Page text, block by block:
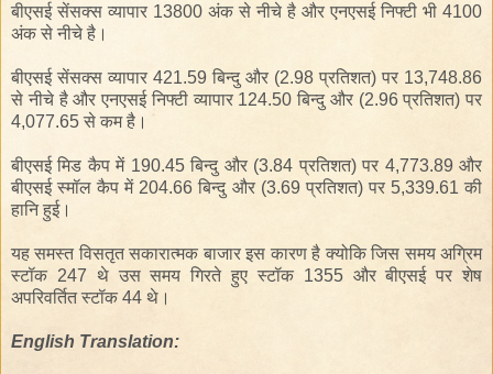
बीएसई सेंसक्स व्यापार 13800 अंक से नीचे है और एनएसई निफ्टी भी 4100
अंक से नीचे है ।
बीएसई सेंसक्स व्यापार 421.59बिन्दु और (2.98 प्रतिशत)पर 13,748.86
से नीचे है और एनएसई निफ्टी व्यापार124.50बिन्दु और(2.96 प्रतिशत)पर
4,077.65 से कम है ।
बीएसई मिड कैप में190.45बिन्दु और(3.84 प्रतिशत)पर 4,773.89और
बीएसई स्मॉल कैप में204.66बिन्दु और(3.69 प्रतिशत)पर5,339.61 की
हानि हुई।
यह समस्त विसतृत सकारात्मक बाजार इस कारण है क्योकि जिस समय अग्रिम
स्टॉक 247 थे उस समय गिरते हुए स्टॉक1355 और बीएसई पर शेष
अपरिवर्तित स्टॉक 44 थे ।
English Translation: